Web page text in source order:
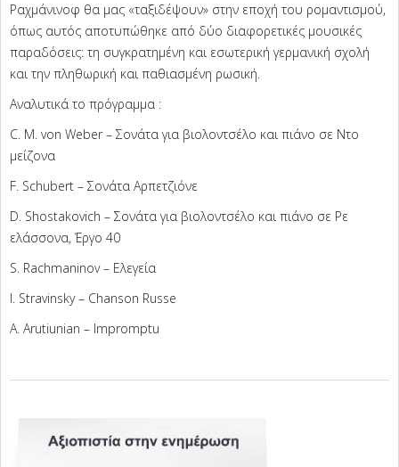
Ραχμάνινοφ θα μας «ταξιδέψουν» στην εποχή του ρομαντισμού,
όπως αυτός αποτυπώθηκε από δύο διαφορετικές μουσικές
παραδόσεις: τη συγκρατημένη και εσωτερική γερμανική σχολή
και την πληθωρική και παθιασμένη ρωσική.
Αναλυτικά το πρόγραμμα :
C. M. von Weber – Σονάτα για βιολοντσέλο και πιάνο σε Ντο
μείζονα
F. Schubert – Σονάτα Αρπετζιόνε
D. Shostakovich – Σονάτα για βιολοντσέλο και πιάνο σε Ρε
ελάσσονα, Έργο 40
S. Rachmaninov – Ελεγεία
I. Stravinsky – Chanson Russe
A. Arutiunian – Impromptu